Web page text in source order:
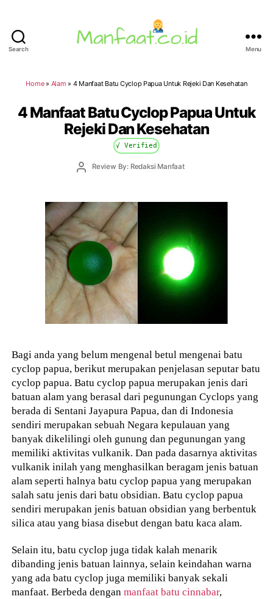
Search Menu
Home» Alam » 4 Manfaat Batu Cyclop Papua Untuk Rejeki Dan Kesehatan
4 Manfaat Batu Cyclop Papua Untuk
Rejeki Dan Kesehatan
√ Verified
PostReview By: Redaksi Manfaat
Bagi anda yang belum mengenal betul mengenai batu
cyclop papua, berikut merupakan penjelasan seputar batu
cyclop papua. Batu cyclop papua merupakan jenis dari
batuan alam yang berasal dari pegunungan Cyclops yang
berada di Sentani Jayapura Papua, dan di Indonesia
sendiri merupakan sebuah Negara kepulauan yang
banyak dikelilingi oleh gunung dan pegunungan yang
memiliki aktivitas vulkanik. Dan pada dasarnya aktivitas
vulkanik inilah yang menghasilkan beragam jenis batuan
alam seperti halnya batu cyclop papua yang merupakan
salah satu jenis dari batu obsidian. Batu cyclop papua
sendiri merupakan jenis batuan obsidian yang berbentuk
silica atau yang biasa disebut dengan batu kaca alam.
Selain itu, batu cyclop juga tidak kalah menarik
dibanding jenis batuan lainnya, selain keindahan warna
yang ada batu cyclop juga memiliki banyak sekali
manfaat. Berbeda denganmanfaat batu cinnabar,